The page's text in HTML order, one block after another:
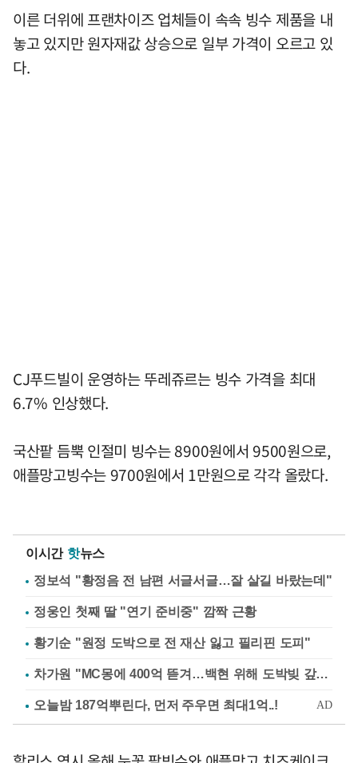
이른 더위에 프랜차이즈 업체들이 속속 빙수 제품을 내
놓고 있지만 원자재값 상승으로 일부 가격이 오르고 있
다.
CJ푸드빌이 운영하는 뚜레쥬르는 빙수 가격을 최대
6.7% 인상했다.
국산팥 듬뿍 인절미 빙수는 8900원에서 9500원으로,
애플망고빙수는 9700원에서 1만원으로 각각 올랐다.
이시간 핫뉴스
정보석 "황정음 전 남편 서글서글…잘 살길 바랐는데"
정웅인 첫째 딸 "연기 준비중" 깜짝 근황
황기순 "원정 도박으로 전 재산 잃고 필리핀 도피"
차가원 "MC몽에 400억 뜯겨…백현 위해 도박빚 갚아줘"